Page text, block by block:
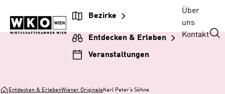
Inhalt
springen
Hauptnavigation
springen
Footer
springen
Bezirke
Entdecken & Erleben
Veranstaltungen
Über
uns
Kontakt
Entdecken & ErlebenWiener OriginaleKarl Peter‘s Söhne